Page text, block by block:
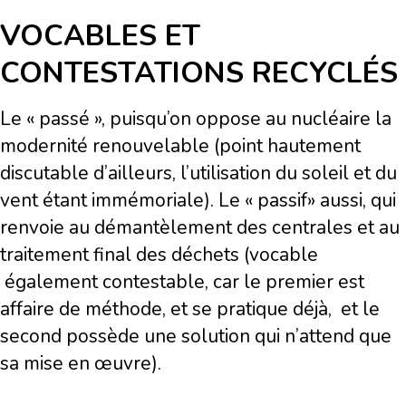
VOCABLES ET
CONTESTATIONS RECYCLÉS
Le « passé », puisqu’on oppose au nucléaire la
modernité renouvelable (point hautement
discutable d’ailleurs, l’utilisation du soleil et du
vent étant immémoriale). Le « passif» aussi, qui
renvoie au démantèlement des centrales et au
traitement final des déchets (vocable
également contestable, car le premier est
affaire de méthode, et se pratique déjà, et le
second possède une solution qui n’attend que
sa mise en œuvre).